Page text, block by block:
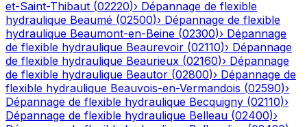
et-Saint-Thibaut (02220)› Dépannage de flexible
hydraulique Beaumé (02500)› Dépannage de flexible
hydraulique Beaumont-en-Beine (02300)› Dépannage
de flexible hydraulique Beaurevoir (02110)› Dépannage
de flexible hydraulique Beaurieux (02160)› Dépannage
de flexible hydraulique Beautor (02800)› Dépannage de
flexible hydraulique Beauvois-en-Vermandois (02590)›
Dépannage de flexible hydraulique Becquigny (02110)›
Dépannage de flexible hydraulique Belleau (02400)›